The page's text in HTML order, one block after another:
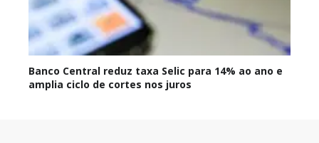
Banco Central reduz taxa Selic para 14% ao ano e
amplia ciclo de cortes nos juros